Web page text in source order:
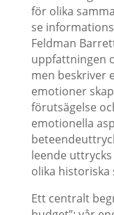
för olika
se
Feldman
uppfattningen
men beskriver
emotioner
förutsägelse
emotionella
leende
olika historiska
Ett centralt